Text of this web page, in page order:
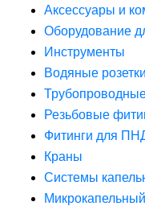
Аксессуары и
Оборудование
Инструменты
Водяные
Резьбовые
Фитинги для
Краны
Системы